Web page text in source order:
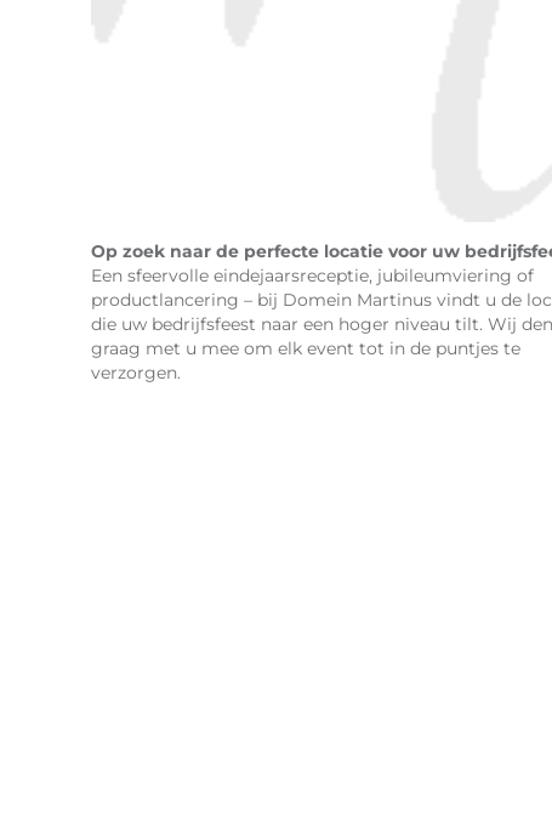
Op zoek naar de perfecte locatie voor uw
Een sfeervolle eindejaarsreceptie, jubileumviering of
productlancering – bij Domein Martinus vindt u de
die uw bedrijfsfeest naar een hoger niveau tilt. Wij
graag met u mee om elk event tot in de puntjes te
verzorgen.